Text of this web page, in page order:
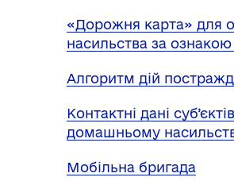
«Дорожня карта» для
насильства за ознакою
Алгоритм дій
Контактні дані
домашньому
Мобільна бригада